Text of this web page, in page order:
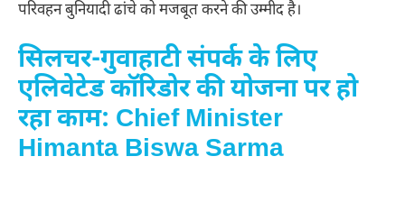
परिवहन बुनियादी ढांचे को मजबूत करने की उम्मीद है।
सिलचर-गुवाहाटी संपर्क के लिए
एलिवेटेड कॉरिडोर की योजना पर हो
रहा काम: Chief Minister
Himanta Biswa Sarma